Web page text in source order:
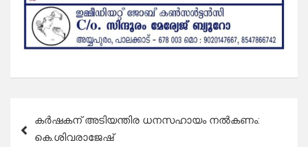
navigation
കർഷകന് അടിയന്തിര ധനസഹായം നൽകണം:
കെ.ശിവരാജേഷ്